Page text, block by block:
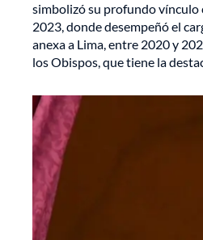
simbolizó su profundo vínculo
2023, donde desempeñó el
anexa a Lima, entre 2020 y
los Obispos, que tiene la